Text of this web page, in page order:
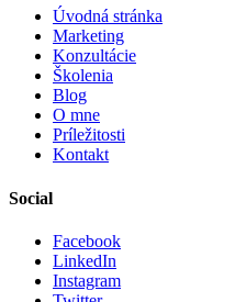
Úvodná stránka
Marketing
Konzultácie
Školenia
Blog
O mne
Príležitosti
Kontakt
Social
Facebook
LinkedIn
Instagram